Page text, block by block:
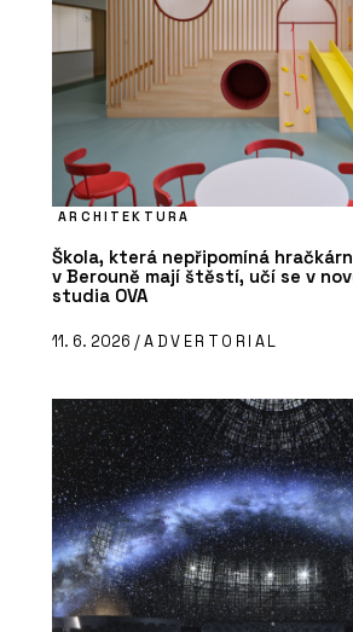
ARCHITEKTURA
Škola, která nepřipomíná
v Berouně mají štěstí, učí se v
studia OVA
11. 6. 2026 /ADVERTORIAL